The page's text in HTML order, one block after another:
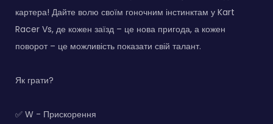
картера! Дайте волю своїм гоночним інстинктам у Kart
Racer Vs, де кожен заїзд – це нова пригода, а кожен
поворот – це можливість показати свій талант.
Як грати?
✅ W - Прискорення